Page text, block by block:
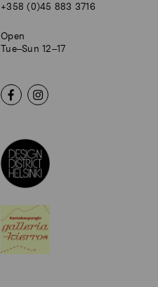
+358 (0)45 883 3716
Open
Tue–Sun 12–17